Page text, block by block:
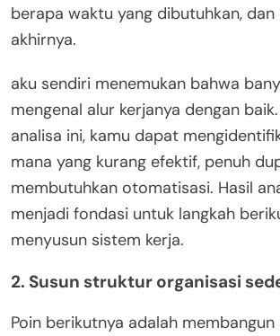
berapa waktu yang dibutuhkan,
akhirnya.
aku sendiri menemukan bahwa
mengenal alur kerjanya dengan
analisa ini, kamu dapat
mana yang kurang efektif, penuh
membutuhkan otomatisasi. Hasil
menjadi fondasi untuk langkah
menyusun sistem kerja.
2. Susun struktur organisasi
Poin berikutnya adalah